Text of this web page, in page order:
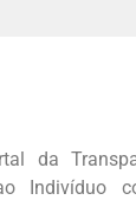
da
Indivíduo